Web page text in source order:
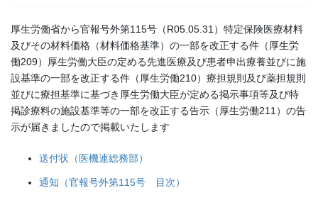
厚生労働省から官報号外第115号（R05.05.31）特定保険医療材料
及びその材料価格（材料価格基準）の一部を改正する件（厚生労
働209）厚生労働大臣の定める先進医療及び患者申出療養並びに施
設基準の一部を改正する件（厚生労働210）療担規則及び薬担規則
並びに療担基準に基づき厚生労働大臣が定める掲示事項等及び特
掲診療料の施設基準等の一部を改正する告示（厚生労働211）の告
示が届きましたので掲載いたします
送付状（医機連総務部）
通知（官報号外第115号 目次）